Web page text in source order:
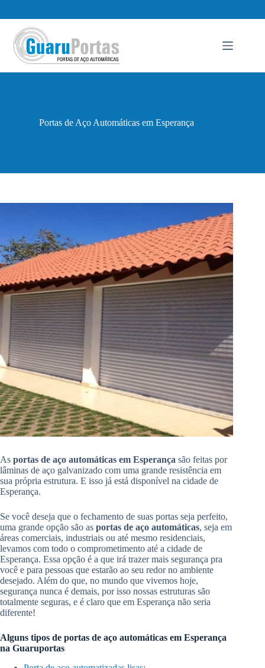
conteúdo
Portas de Aço Automáticas em Esperança
As portas de aço automáticas em Esperança são feitas por
lâminas de aço galvanizado com uma grande resistência em
sua própria estrutura. E isso já está disponível na cidade de
Esperança.
Se você deseja que o fechamento de suas portas seja perfeito,
uma grande opção são as portas de aço automáticas, seja em
áreas comerciais, industriais ou até mesmo residenciais,
levamos com todo o comprometimento até a cidade de
Esperança. Essa opção é a que irá trazer mais segurança pra
você e para pessoas que estarão ao seu redor no ambiente
desejado. Além do que, no mundo que vivemos hoje,
segurança nunca é demais, por isso nossas estruturas são
totalmente seguras, e é claro que em Esperança não seria
diferente!
Alguns tipos de portas de aço automáticas em Esperança
na Guaruportas